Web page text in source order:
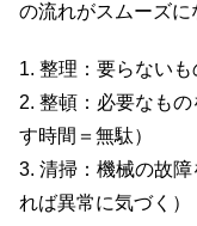
の流れがスムーズに
1. 整理：要らないも
2. 整頓：必要なも
す時間＝無駄）
3. 清掃：機械の故
れば異常に気づく）